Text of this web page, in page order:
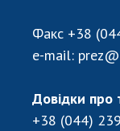
Факс +38
e-mail:
Довідки про
+38 (044)